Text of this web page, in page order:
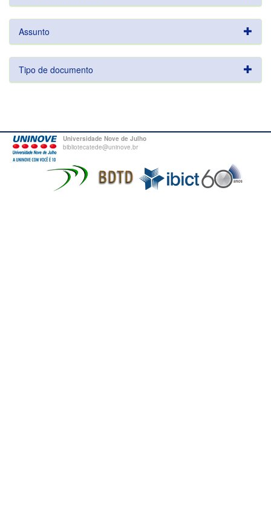
Assunto
Tipo de documento
Universidade Nove de Julho
bibliotecatede@uninove.br